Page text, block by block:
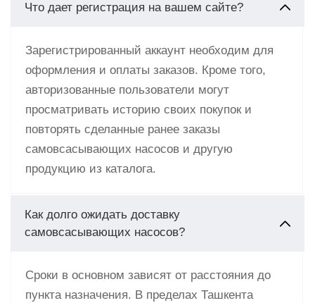
Что дает регистрация на вашем сайте?
Зарегистрированный аккаунт необходим для
оформления и оплаты заказов. Кроме того,
авторизованные пользователи могут
просматривать историю своих покупок и
повторять сделанные ранее заказы
самовсасывающих насосов и другую
продукцию из каталога.
Как долго ожидать доставку
самовсасывающих насосов?
Сроки в основном зависят от расстояния до
пункта назначения. В пределах Ташкента